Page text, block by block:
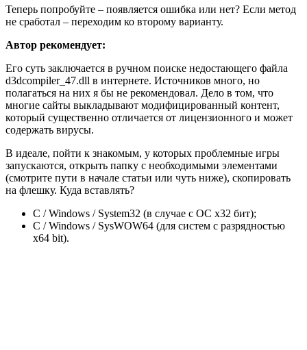
Теперь попробуйте – появляется ошибка или нет? Если метод
не сработал – переходим ко второму варианту.
Автор рекомендует:
Его суть заключается в ручном поиске недостающего файла
d3dcompiler_47.dll в интернете. Источников много, но
полагаться на них я бы не рекомендовал. Дело в том, что
многие сайты выкладывают модифицированный контент,
который существенно отличается от лицензионного и может
содержать вирусы.
В идеале, пойти к знакомым, у которых проблемные игры
запускаются, открыть папку с необходимыми элементами
(смотрите пути в начале статьи или чуть ниже), скопировать
на флешку. Куда вставлять?
С / Windows / System32 (в случае с ОС x32 бит);
С / Windows / SysWOW64 (для систем с разрядностью
x64 bit).